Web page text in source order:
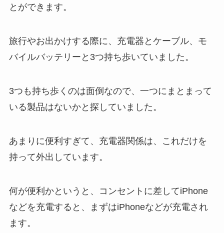
とができます。
旅行やお出かけする際に、充電器とケーブル、モ
バイルバッテリーと3つ持ち歩いていました。
3つも持ち歩くのは面倒なので、一つにまとまって
いる製品はないかと探していました。
あまりに便利すぎて、充電器関係は、これだけを
持って外出しています。
何が便利かというと、コンセントに差してiPhone
などを充電すると、まずはiPhoneなどが充電され
ます。